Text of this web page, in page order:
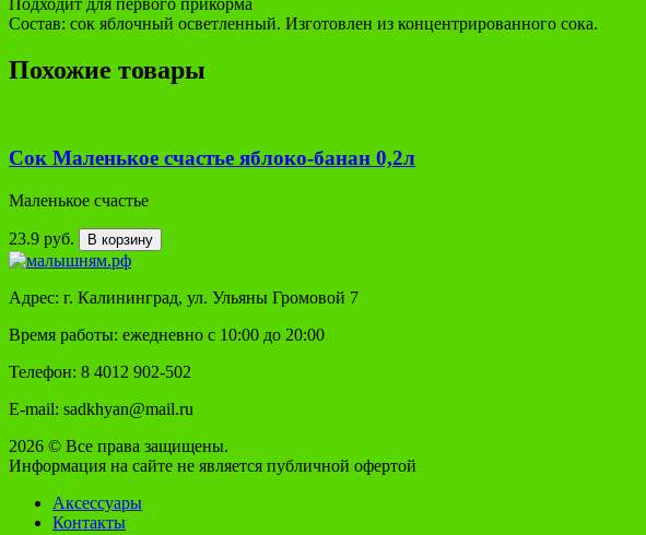
Состав: сок яблочный осветленный. Изготовлен из концентрированного сока.
Похожие товары
Сок Маленькое счастье яблоко-банан 0,2л
Маленькое счастье
23.9 руб. В корзину
Адрес: г. Калининград, ул. Ульяны Громовой 7
Время работы: ежедневно с 10:00 до 20:00
Телефон: 8 4012 902-502
E-mail: sadkhyan@mail.ru
2026 © Все права защищены.
Информация на сайте не является публичной офертой
Аксессуары
Контакты